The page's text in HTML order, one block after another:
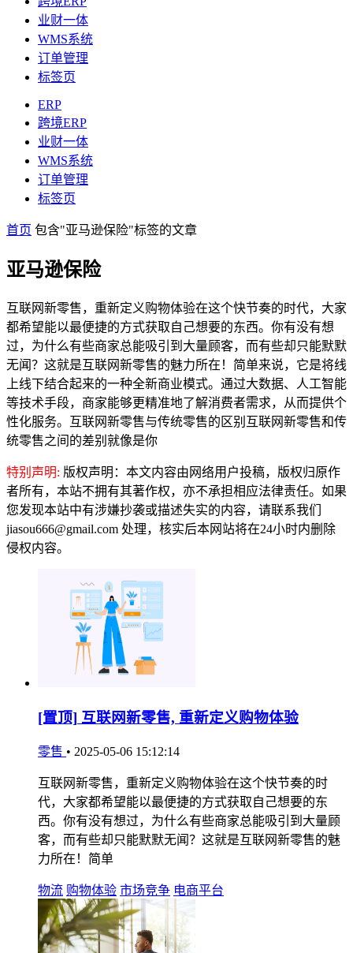
业财一体
WMS系统
订单管理
标签页
ERP
跨境ERP
业财一体
WMS系统
订单管理
标签页
首页 包含"亚马逊保险"标签的文章
亚马逊保险
互联网新零售，重新定义购物体验在这个快节奏的时代，大家
都希望能以最便捷的方式获取自己想要的东西。你有没有想
过，为什么有些商家总能吸引到大量顾客，而有些却只能默默
无闻？这就是互联网新零售的魅力所在！简单来说，它是将线
上线下结合起来的一种全新商业模式。通过大数据、人工智能
等技术手段，商家能够更精准地了解消费者需求，从而提供个
性化服务。互联网新零售与传统零售的区别互联网新零售和传
统零售之间的差别就像是你
特别声明: 版权声明：本文内容由网络用户投稿，版权归原作
者所有，本站不拥有其著作权，亦不承担相应法律责任。如果
您发现本站中有涉嫌抄袭或描述失实的内容，请联系我们
jiasou666@gmail.com 处理，核实后本网站将在24小时内删除
侵权内容。
[置顶] 互联网新零售, 重新定义购物体验
零售 • 2025-05-06 15:12:14
互联网新零售，重新定义购物体验在这个快节奏的时
代，大家都希望能以最便捷的方式获取自己想要的东
西。你有没有想过，为什么有些商家总能吸引到大量顾
客，而有些却只能默默无闻？这就是互联网新零售的魅
力所在！简单
物流 购物体验 市场竞争 电商平台